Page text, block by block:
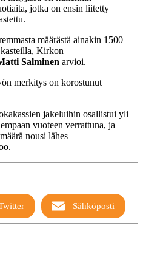
jotka on ensin liitetty
määrästä ainakin 1500
Kirkon
Salminen arvioi.
merkitys on korostunut
jakeluihin osallistui yli
vuoteen verrattuna, ja
nousi lähes
Sähköposti